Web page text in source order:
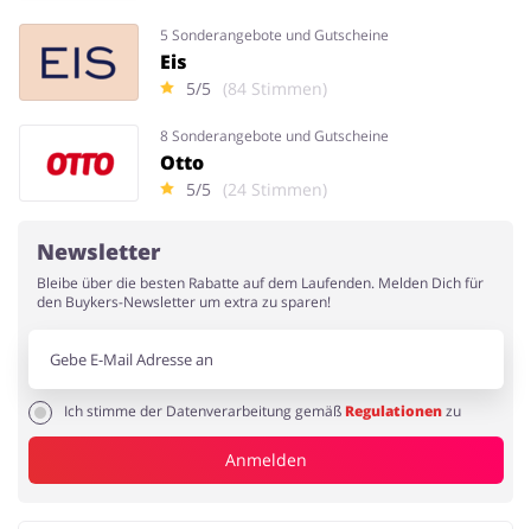
5 Sonderangebote und Gutscheine
Eis
5/5 (84 Stimmen)
8 Sonderangebote und Gutscheine
Otto
5/5 (24 Stimmen)
Newsletter
Bleibe über die besten Rabatte auf dem Laufenden. Melden Dich für
den Buykers-Newsletter um extra zu sparen!
Ich stimme der Datenverarbeitung gemäß Regulationenzu
Anmelden